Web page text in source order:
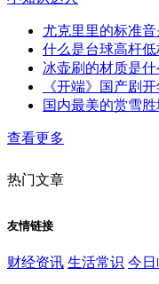
尤克里里的标准
什么是台球高杆
冰壶刷的材质是
《开端》国产剧
国内最美的赏雪
查看更多
热门文章
友情链接
财经资讯 生活常识 今